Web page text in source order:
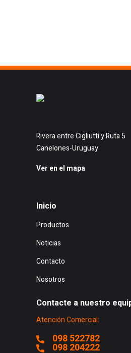
Rivera entre Cigliutti y Ruta 5
Canelones-Uruguay
Ver en el mapa
Inicio
Productos
Noticias
Contacto
Nosotros
Contacte a nuestro
Atención Comercial:
098 522782
098 204222